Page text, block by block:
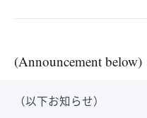
(Announcement below)
（以下お知らせ）